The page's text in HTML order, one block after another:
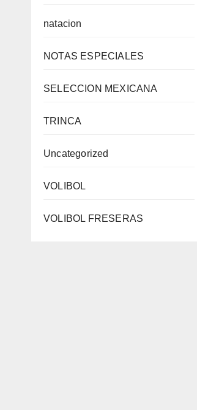
natacion
NOTAS ESPECIALES
SELECCION MEXICANA
TRINCA
Uncategorized
VOLIBOL
VOLIBOL FRESERAS